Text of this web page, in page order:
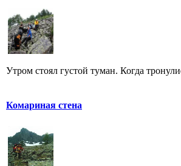
Утром стоял густой туман. Когда
Комариная стена